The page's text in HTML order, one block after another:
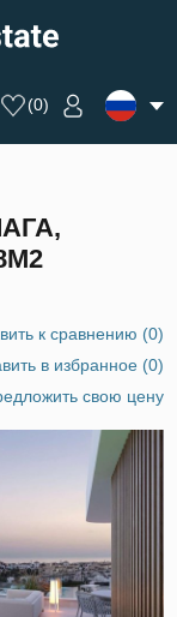
(0)
к сравнению (0)
в избранное(0)
свою цену